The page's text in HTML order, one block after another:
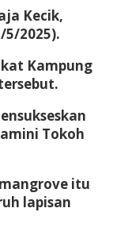
Kecik,
5/2025).
Kampung
Tokoh
itu
lapisan